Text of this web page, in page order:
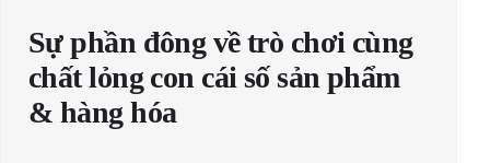
Sự phần đông về trò chơi cùng
chất lỏng con cái số sản phẩm
& hàng hóa